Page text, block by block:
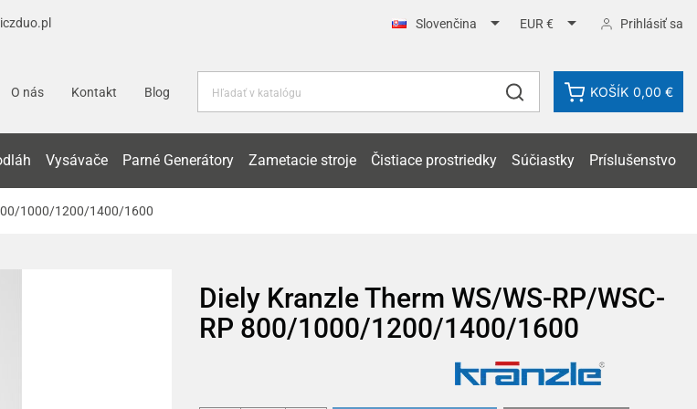
Slovenčina  EUR €  Prihlásiť sa
O nás Kontakt Blog KOŠÍK 0,00 €
Vysávače Parné Generátory Zametacie stroje Čistiace prostriedky Súčiastky Príslušenstvo
1000/1200/1400/1600
Diely Kranzle Therm WS/WS-RP/WSC-
RP 800/1000/1200/1400/1600